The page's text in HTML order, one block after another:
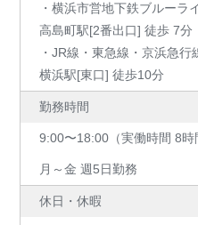
・横浜市営地下鉄ブルーラ
高島町駅[2番出口] 徒歩 7分
・JR線・東急線・京浜急行
横浜駅[東口] 徒歩10分
勤務時間
9:00〜18:00（実働時間 8時
月～金 週5日勤務
休日・休暇